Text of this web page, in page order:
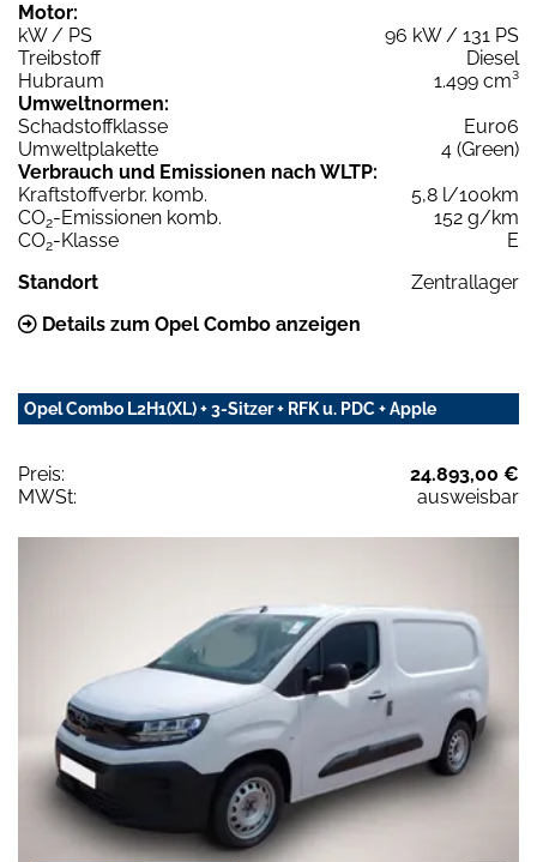
Motor:
kW / PS
96 kW / 131 PS
Treibstoff
Diesel
Hubraum
1.499 cm³
Umweltnormen:
Schadstoffklasse
Euro6
Umweltplakette
4 (Green)
Verbrauch und Emissionen nach WLTP:
Kraftstoffverbr. komb.
5,8 l/100km
CO2-Emissionen komb.
152 g/km
CO2-Klasse
E
Standort
Zentrallager
Details zum Opel Combo anzeigen
Opel Combo L2H1(XL) + 3-Sitzer + RFK u. PDC + Apple
Preis:
24.893,00 €
MWSt:
ausweisbar